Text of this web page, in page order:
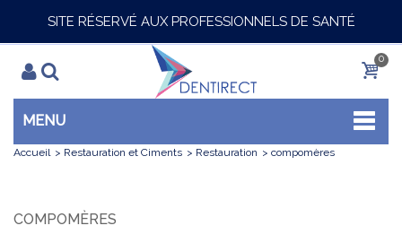
SITE RÉSERVÉ AUX PROFESSIONNELS DE SANTÉ
0
MENU
Accueil > Restauration et Ciments > Restauration > compomères
COMPOMÈRES